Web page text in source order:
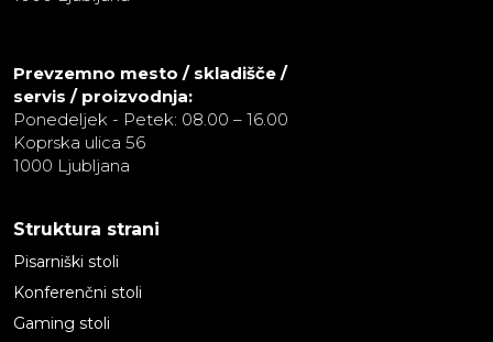
Prevzemno mesto / skladišče /
servis / proizvodnja:
Ponedeljek - Petek: 08.00 – 16.00
Koprska ulica 56
1000 Ljubljana
Struktura strani
Pisarniški stoli
Konferenčni stoli
Gaming stoli